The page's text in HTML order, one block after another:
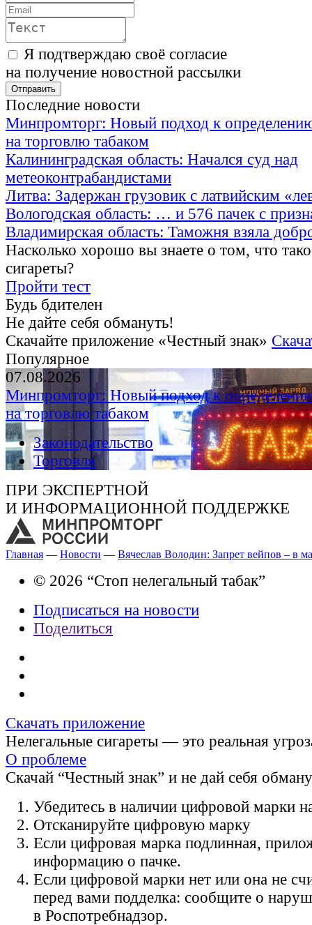
Я подтверждаю своё согласие
на получение новостной рассылки
Последние новости
Минпромторг: Новый подход к
на торговлю табаком
Калининградская область: Начался суд над
метеоконтрабандистами
Литва: Задержан грузовик с латвийским
Вологодская область: … и 576 пачек с
Владимирская область: Таможня взяла
Насколько хорошо вы знаете о том, что
сигареты?
Пройти тест
Будь бдителен
Не дайте себя обмануть!
Скачайте приложение «Честный знак»
Популярное
07.08.2026
Минпромторг: Новый подход к
на торговлю табаком
Законодательство
Торговля
ПРИ ЭКСПЕРТНОЙ
И ИНФОРМАЦИОННОЙ ПОДДЕРЖКЕ
Главная — Новости — Вячеслав Володин: Запрет вейпов – в
© 2026 “Стоп нелегальный табак”
Подписаться на новости
Поделиться
Скачать приложение
Нелегальные сигареты — это реальная
О проблеме
Скачай “Честный знак” и не дай себя
Убедитесь в наличии цифровой марки
Отсканируйте цифровую марку
Если цифровая марка подлинная,
информацию о пачке.
Если цифровой марки нет или она не
перед вами подделка: сообщите о
в Роспотребнадзор.